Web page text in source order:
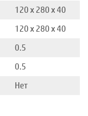
120 x 280 x 40
120 x 280 x 40
0.5
0.5
Нет